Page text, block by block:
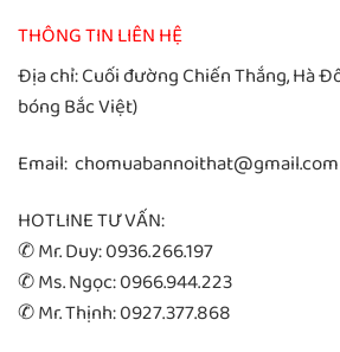
THÔNG TIN LIÊN HỆ
Địa chỉ: Cuối đường Chiến Thắng, Hà
bóng Bắc Việt)
Email: chomuabannoithat@gmail.com
HOTLINE TƯ VẤN:
✆ Mr. Duy: 0936.266.197
✆ Ms. Ngọc: 0966.944.223
✆ Mr. Thịnh: 0927.377.868